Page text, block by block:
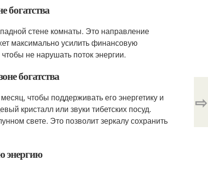
богатства
стене комнаты. Это направление
максимально усилить финансовую
не нарушать поток энергии.
богатства
чтобы поддерживать его энергетику и
кристалл или звуки тибетских посуд.
свете. Это позволит зеркалу сохранить
энергию
⇨